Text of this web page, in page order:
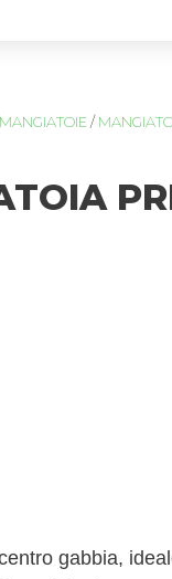
MANGIATOIE /
gabbia,